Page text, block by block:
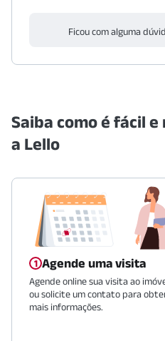
Ficou com alguma
Saiba como é fácil
a Lello
Agende uma visita
Agende online sua visita ao
ou solicite um contato para
mais informações.